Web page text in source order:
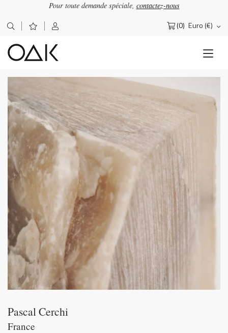
Pour toute demande spéciale, contactez-nous
(0) Euro (€)
Rechercher :
Pascal Cerchi
France